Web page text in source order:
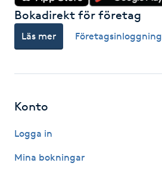
Funktionsanalys
Färgning
Föning
Gelenaglar
Bokadirekt för företag
Läs mer Företagsinloggning
Konto
Logga in
Mina bokningar